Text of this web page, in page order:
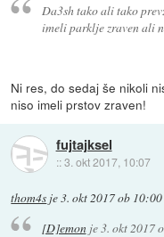
Da3sh tako ali tako
imeli parklje zraven ali
Ni res, do sedaj še nikoli
niso imeli prstov zraven!
fujtajksel
::3. okt 2017, 10:07
thom4s je3. okt 2017 ob 10:00
[D]emonje3. okt 2017